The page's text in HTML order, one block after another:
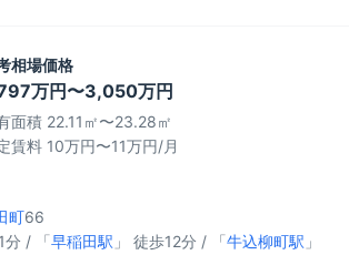
相場価格
万円〜3,050万円
面積 22.11㎡〜23.28㎡
賃料 10万円〜11万円/月
町66
分 / 「早稲田駅 」 徒歩12分 / 「牛込柳町駅 」